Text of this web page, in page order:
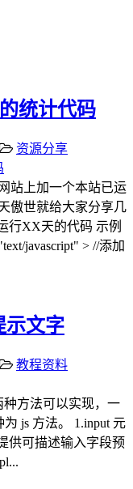
统计代码
资源分享
站上加一个本站已运
傲世就给大家分享几
行XX天的代码 示例
javascript" > //添加
示文字
教程资料
种方法可以实现，一
js 方法。 1.input 元
供可描述输入字段预